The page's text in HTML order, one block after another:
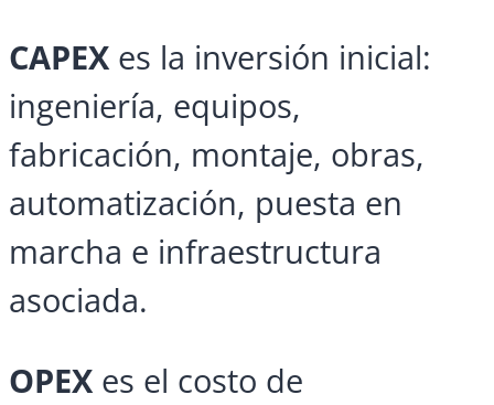
CAPEX es la inversión inicial:
ingeniería, equipos,
fabricación, montaje, obras,
automatización, puesta en
marcha e infraestructura
asociada.
OPEX es el costo de